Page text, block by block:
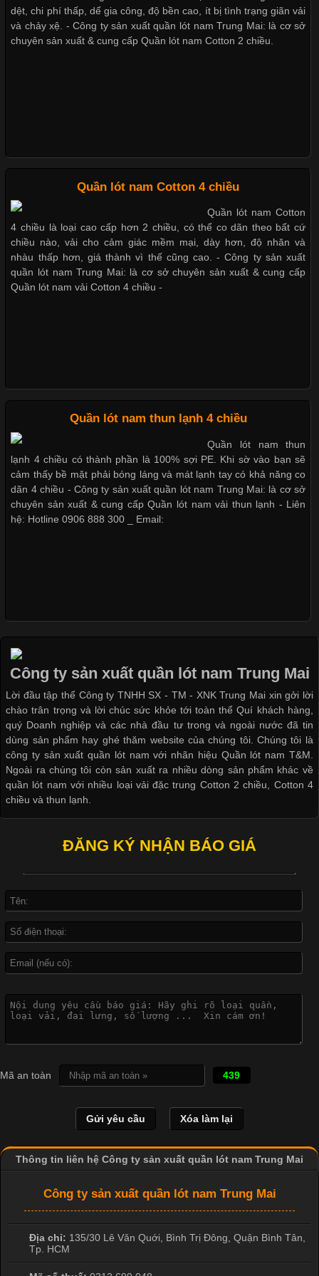
Cập nhật 2026-05-27 17:03:46
Vải Lycra Là Gì? Chất Liệu Co Giãn Được Ưa Chuộng Trong
Chất Liệu Bamboo Xu Hướng Mới Trong Ngành Thời Trang
Cập nhật 2026-05-21 14:59:25
Trong những năm gần đây, vải Bamboo đang trở thành một
trong những chất liệu được yêu thích trong ngành thời trang
nhờ đặc tính mềm mại, thoáng khí và thân thiện với môi trường.
Không chỉ được ứng dụng trong quần áo thường ngày, loại vải
Cập nhật 2026-05-20 14:58:56
Vải thun là một trong những chất liệu được sử dụng rộng rãi
nhất trong ngành thời trang nhờ đặc tính co giãn, mềm mại và
thoải mái khi mặc. Từ áo thun, đồ thể thao cho đến đồ lót nam,
vải thun luôn đóng vai trò quan trọng trong quá trình sản xuất.
Hiện nay, nhu cầu tìm kiếm quần lót nam giá
Các Form Áo Thun Phổ Biến Hiện Nay Và Xu Hướng Trong
Ngành May Mặc Áo thun là một trong những trang phục quen
thuộc và được sử dụng phổ biến nhất hiện nay. Không chỉ đa
dạng về màu sắc hay chất liệu, áo thun còn có nhiều form dáng
khác nhau để phù hợp với từng phong cách thời trang và nhu
cầu
Khám Phá Áo Phông Trang Phục Phổ Biến Nhất Hiện Nay
Áo phông là một trong những trang phục phổ biến nhất trong
Không chỉ xuất hiện trong thời trang thường ngày, áo phông còn
được ứng dụng rộng rãi trong ngành sản xuất may mặc, đặc
biệt là các sản phẩm từ vải thun. Hiện nay,
Đại
Cập nhật 2026-04-21 15:41:03
In Chuyển Nhiệt Là Gì? Công Nghệ In Hiện Đại Trong Ngành
May Mặc Trong ngành in ấn và thời trang, in chuyển nhiệt đang
hình ảnh sắc nét và bền màu. Đặc biệt, kỹ thuật này được ứng
dụng rộng rãi trong sản xuất áo thun, đồ thể thao
Mẫu quần short quần lót nam nữ hè thu 2017
Xu hướng thời trang trẻ và quần lót nam giá sỉ
Giặt và bảo quản quần lót nam đúng cách
Những mẩu quần lót nam thông dụng hiện nay
Bộ sưu tập quần lót nam Boxer TpHCM
Quần lót nam boxer thun lạnh
Dễ chịu hơn với quần lót nam giá rẻ vải Cotton 4 chiều
dệt, chi phí thấp, dể gia công, độ bền cao, ít bị tình trạng giãn vải
và chảy xệ. - Công ty sản xuất quần lót nam Trung Mai: là cơ sở
chuyên sản xuất & cung cấp Quần lót nam Cotton 2 chiều.
Quần lót nam Cotton 4 chiều
Quần lót nam Cotton
4 chiều là loại cao cấp hơn 2 chiều, có thể co dãn theo bất cứ
chiều nào, vải cho cảm giác mềm mại, dày hơn, độ nhăn và
nhàu thấp hơn, giá thành vì thế cũng cao. - Công ty sản xuất
quần lót nam Trung Mai: là cơ sở chuyên sản xuất & cung cấp
Quần lót nam vải Cotton 4 chiều -
Quần lót nam thun lạnh 4 chiều
Quần lót nam thun
lạnh 4 chiều có thành phần là 100% sợi PE. Khi sờ vào bạn sẽ
cảm thấy bề mặt phải bóng láng và mát lạnh tay có khả năng co
dãn 4 chiều - Công ty sản xuất quần lót nam Trung Mai: là cơ sở
chuyên sản xuất & cung cấp Quần lót nam vải thun lạnh - Liên
hệ: Hotline 0906 888 300 _ Email:
Công ty sản xuất quần lót nam Trung Mai
Lời đầu tập thể Công ty TNHH SX - TM - XNK Trung Mai xin gởi lời
chào trân trọng và lời chúc sức khỏe tới toàn thể Quí khách hàng,
quý Doanh nghiệp và các nhà đầu tư trong và ngoài nước đã tin
dùng sản phẩm hay ghé thăm website của chúng tôi. Chúng tôi là
công ty sản xuất quần lót nam với nhãn hiệu Quần lót nam T&M.
Ngoài ra chúng tôi còn sản xuất ra nhiều dòng sản phẩm khác về
quần lót nam với nhiều loại vải đặc trung Cotton 2 chiều, Cotton 4
chiều và thun lạnh.
ĐĂNG KÝ NHẬN BÁO GIÁ
Mã an toàn 439
Thông tin liên hệ Công ty sản xuất quần lót nam Trung Mai
Công ty sản xuất quần lót nam Trung Mai
Địa chỉ: 135/30 Lê Văn Quới, Bình Trị Đông, Quận Bình Tân,
Tp. HCM